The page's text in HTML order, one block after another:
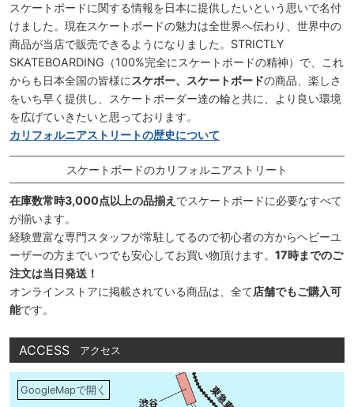
スケートボードに関する情報を日本に提供したいという思いで名付
けました。現在スケートボードの魅力は全世界へ伝わり、世界中の
商品が当店で販売できるようになりました。STRICTLY
SKATEBOARDING（100%完全にスケートボードの精神）で、これ
からも日本全国の皆様に スケボー、スケートボードの商品、楽しさ
をいち早く提供し、スケートボーダー達の輪と共に、より良い環境
を広げていきたいと思っております。
カリフォルニアストリートの歴史について
スケートボードのカリフォルニアストリート
在庫数常時3,000点以上の品揃え でスケートボードに必要なすべて
が揃います。
経験豊富な専門スタッフが常駐してるので初心者の方からヘビーユ
ーザーの方までいつでも安心してお買い物頂けます。 17時までのご
注文は当日発送！
オンラインストアに掲載されている商品は、全て店舗でもご購入可
能です。
ACCESS アクセス
GoogleMapで開く